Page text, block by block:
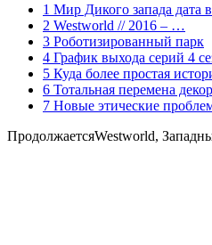
1 Мир Дикого запада дата
2 Westworld // 2016 – …
3 Роботизированный парк
4 График выхода серий 4
5 Куда более простая
6 Тотальная перемена
7 Новые этические
ПродолжаетсяWestworld,